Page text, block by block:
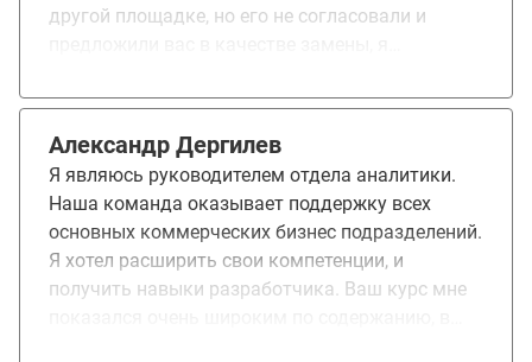
другой площадке, но его не согласовали и
много информации, преподаватель разжевывал
для желающих Помогли поменять общее
представление о программировании. Ранее
занимался этим без структуры и по кусочкам
которые сам находил в интернете. Сейчас
оптимизирую свои скрипты, поддерживать их
стало намного легче, есть понимание где и
Александр Дергилев
Я являюсь руководителем отдела аналитики.
Наша команда оказывает поддержку всех
основных коммерческих бизнес подразделений.
Я хотел расширить свои компетенции, и
получить навыки разработчика. Ваш курс мне